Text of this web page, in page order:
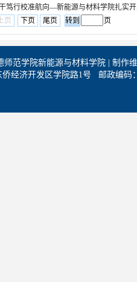
笃行校准航向—新能源与材料学院扎实开
页 下页 尾页 页
师范学院新能源与材料学院 | 制作
经济开发区学院路1号 邮政编码